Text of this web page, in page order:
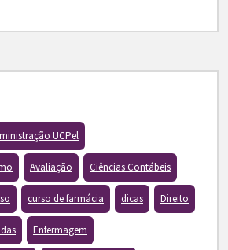
UCPel
Avaliação Ciências Contábeis
curso de farmácia dicas Direito
Enfermagem